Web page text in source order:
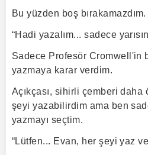
Bu yüzden boş bırakamazdım.
“Hadi yazalım... sadece
Sadece Profesör Cromwell'in
yazmaya karar verdim.
Açıkçası, sihirli çemberi daha
şeyi yazabilirdim ama ben
yazmayı seçtim.
“Lütfen... Evan, her şeyi yaz